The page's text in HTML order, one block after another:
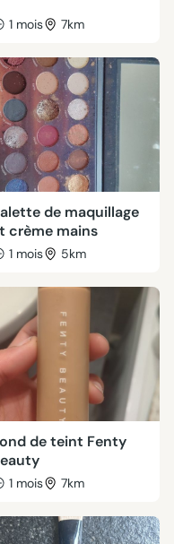
1 mois 7km
de maquillage
crème mains
1 mois 5km
de teint Fenty
1 mois 7km